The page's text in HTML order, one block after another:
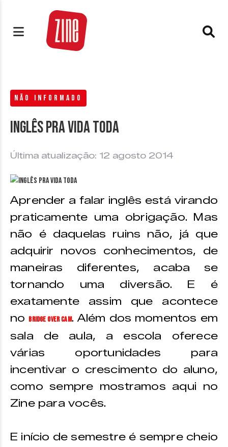
NÃO INFORMADO
Inglês pra vida toda
Última atualização: 12 agosto 2014
Aprender a falar inglês está virando
praticamente uma obrigação. Mas
não é daquelas ruins não, já que
adquirir novos conhecimentos, de
maneiras diferentes, acaba se
tornando uma diversão. E é
exatamente assim que acontece
no Bridge Over Cam. Além dos momentos em
sala de aula, a escola oferece
várias oportunidades para
incentivar o crescimento do aluno,
como sempre mostramos aqui no
Zine para vocês.
E início de semestre é sempre cheio